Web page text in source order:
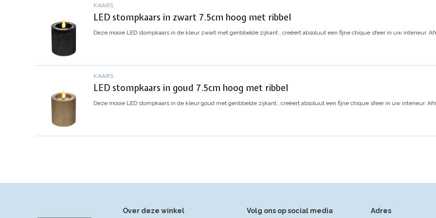
KAARS
LED stompkaars in zwart 7.5cm hoog met ribbel
Deze mooie LED stompkaars in de kleur zwart met geribbelde zijkant., creëert absoluut een fijne chique sfeer in uw interieur.
KAARS
LED stompkaars in goud 7.5cm hoog met ribbel
Deze mooie LED stompkaars in de kleur goud met geribbelde zijkant., creëert absoluut een fijne chique sfeer in uw interieur.
Over deze winkel Volg ons op social media Adres